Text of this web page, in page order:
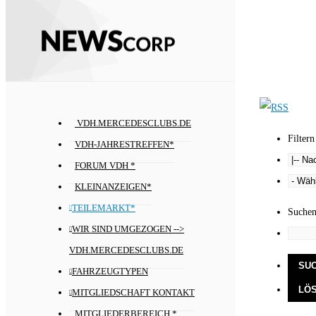
VDH.MERCEDESCLUBS.DE
VDH-JAHRESTREFFEN*
FORUM VDH *
KLEINANZEIGEN*
TEILEMARKT*
WIR SIND UMGEZOGEN -->
VDH.MERCEDESCLUBS.DE
FAHRZEUGTYPEN
MITGLIEDSCHAFT KONTAKT
MITGLIEDERBEREICH *
Filtern
Suchen